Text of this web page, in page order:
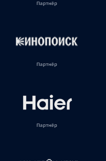
Партнёр
Партнёр
Партнёр